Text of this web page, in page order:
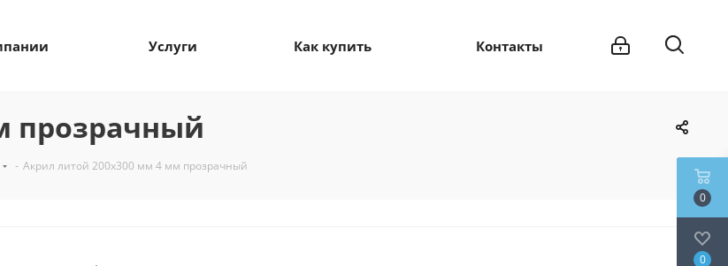
Услуги Как купить Контакты
прозрачный
- Акрил литой 200х300 мм 4 мм прозрачный
0
0